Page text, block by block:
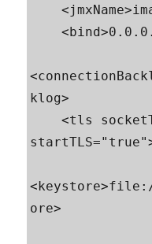
    <jmxName>imapservertls</jmxName>
    <bind>0.0.0.0:993</bind>
klog>
    <tls socketTLS="false"
ore>